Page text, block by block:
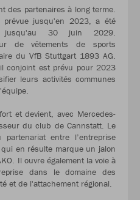
des partenaires à long terme.
prévue jusqu'en 2023, a été
jusqu'au 30 juin 2029.
de vêtements de sports
du VfB Stuttgart 1893 AG.
conjoint est prévu pour 2023
leurs activités communes
et devient, avec Mercedes-
du club de Cannstatt. Le
entre l’entreprise
en résulte marque un jalon
Il ouvre également la voie à
dans le domaine des
et de l'attachement régional.